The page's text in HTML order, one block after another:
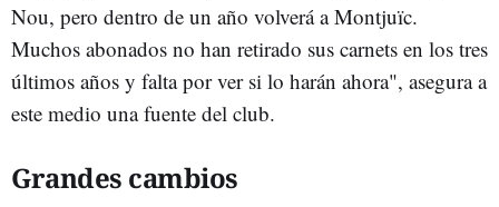
Nou, pero dentro de un año volverá a Montjuïc.
Muchos abonados no han retirado sus carnets en los tres
últimos años y falta por ver si lo harán ahora", asegura a
este medio una fuente del club.
Grandes cambios